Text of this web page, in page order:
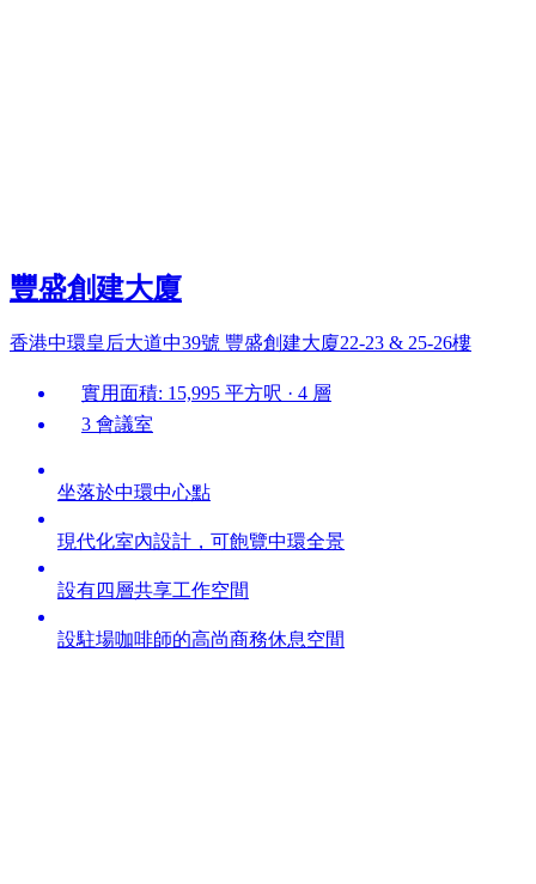
豐盛創建大廈
香港中環皇后大道中39號 豐盛創建大廈22-23 & 25-26樓
實用面積: 15,995 平方呎 · 4 層
3 會議室
坐落於中環中心點
現代化室內設計，可飽覽中環全景
設有四層共享工作空間
設駐場咖啡師的高尚商務休息空間